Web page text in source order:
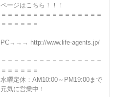
ページはこちら！！！
＝＝＝＝＝＝＝＝＝＝＝＝＝＝＝＝
＝＝＝＝＝＝
PC→→→ http://www.life-agents.jp/
＝＝＝＝＝＝＝＝＝＝＝＝＝＝＝＝
＝＝＝＝＝＝
水曜定休：AM10:00～PM19:00まで
元気に営業中！